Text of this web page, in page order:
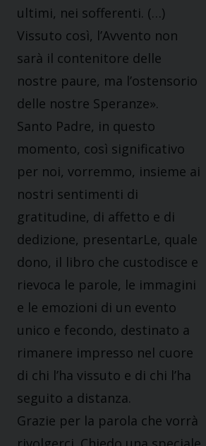
ultimi, nei sofferenti. (…)
Vissuto così, l’Avvento non
sarà il contenitore delle
nostre paure, ma l’ostensorio
delle nostre Speranze».
Santo Padre, in questo
momento, così significativo
per noi, vorremmo, insieme ai
nostri sentimenti di
gratitudine, di affetto e di
dedizione, presentarLe, quale
dono, il libro che custodisce e
rievoca le parole, le immagini
e le emozioni di un evento
unico e fecondo, destinato a
rimanere impresso nel cuore
di chi l’ha vissuto e di chi l’ha
seguito a distanza.
Grazie per la parola che vorrà